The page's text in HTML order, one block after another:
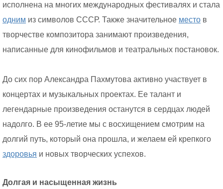
исполнена на многих международных фестивалях и стала
одним из символов СССР. Также значительное место в
творчестве композитора занимают произведения,
написанные для кинофильмов и театральных постановок.
До сих пор Александра Пахмутова активно участвует в
концертах и музыкальных проектах. Ее талант и
легендарные произведения останутся в сердцах людей
надолго. В ее 95-летие мы с восхищением смотрим на
долгий путь, который она прошла, и желаем ей крепкого
здоровья и новых творческих успехов.
Долгая и насыщенная жизнь